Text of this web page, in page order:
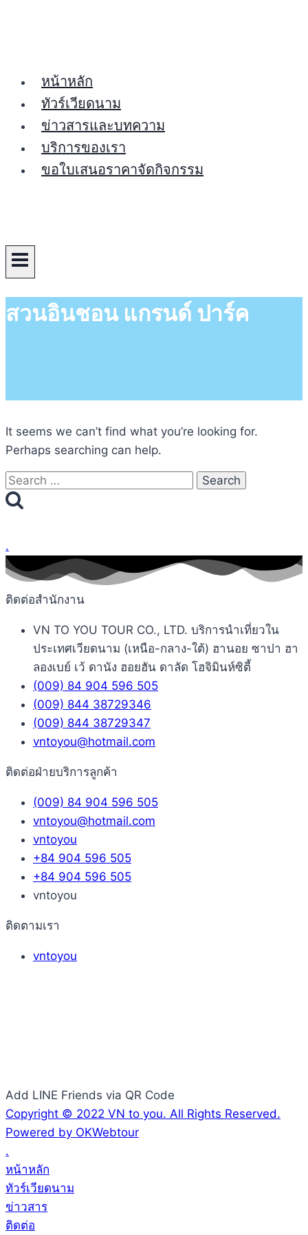
หน้าหลัก
ทัวร์เวียดนาม
ข่าวสารและบทความ
บริการของเรา
ขอใบเสนอราคาจัดกิจกรรม
สวนอินชอน แกรนด์ ปาร์ค
It seems we can’t find what you’re looking for.
Perhaps searching can help.
Search
for:
.
ติดต่อสำนักงาน
VN TO YOU TOUR CO., LTD. บริการนำเที่ยวใน
ประเทศเวียดนาม (เหนือ-กลาง-ใต้) ฮานอย ซาปา ฮา
ลองเบย์ เว้ ดานัง ฮอยฮัน ดาลัด โฮจิมินห์ซิตี้
(009) 84 904 596 505
(009) 844 38729346
(009) 844 38729347
vntoyou@hotmail.com
ติดต่อฝ่ายบริการลูกค้า
(009) 84 904 596 505
vntoyou@hotmail.com
vntoyou
+84 904 596 505
+84 904 596 505
vntoyou
ติดตามเรา
vntoyou
Add LINE Friends via QR Code
Copyright © 2022 VN to you. All Rights Reserved.
Powered by OKWebtour
.
หน้าหลัก
ทัวร์เวียดนาม
ข่าวสาร
ติดต่อ